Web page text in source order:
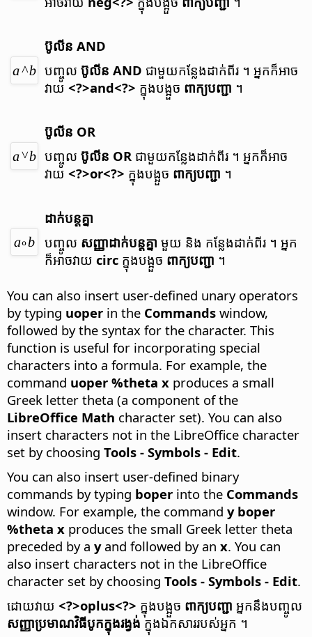
ប៊ូលីន AND
បញ្ចូលប៊ូលីន AND ជាមួយ​កន្លែង​ដាក់​ពីរ ។ អ្នក​ក៏​អាច​
វាយ<?>and<?> ក្នុង​បង្អួច ពាក្យ​បញ្ជា ។
ប៊ូលីន OR
បញ្ចូលប៊ូលីន OR ជាមួយ​កន្លែង​ដាក់​ពីរ ។ អ្នក​ក៏​អាច​
វាយ<?>or<?> ក្នុង​បង្អួច ពាក្យ​បញ្ជា ។
ដាក់​បន្ត​គ្នា
បញ្ចូល សញ្ញា​ដាក់​បន្ត​គ្នា មួយ និង កន្លែង​ដាក់​ពីរ ។ អ្នក​
ក៏​អាច​វាយcirc ក្នុង​បង្អួច ពាក្យ​បញ្ជា ។
You can also insert user-defined unary operators
by typing uoper in the Commands window,
followed by the syntax for the character. This
function is useful for incorporating special
characters into a formula. For example, the
command uoper %theta x produces a small
Greek letter theta (a component of the
LibreOffice Math character set). You can also
insert characters not in the LibreOffice character
set by choosing Tools - Symbols - Edit.
You can also insert user-defined binary
commands by typing boper into the Commands
window. For example, the command y boper
%theta x produces the small Greek letter theta
preceded by a yand followed by an x. You can
also insert characters not in the LibreOffice
character set by choosing Tools - Symbols - Edit.
ដោយ​វាយ <?>oplus<?> ក្នុង​បង្អួច ពាក្យ​បញ្ជា អ្នក​នឹង​បញ្ចូល
សញ្ញា​ប្រមាណ​វិធី​បូក​​ក្នុង​រង្វង់ ក្នុង​ឯកសារ​របស់​អ្នក ។